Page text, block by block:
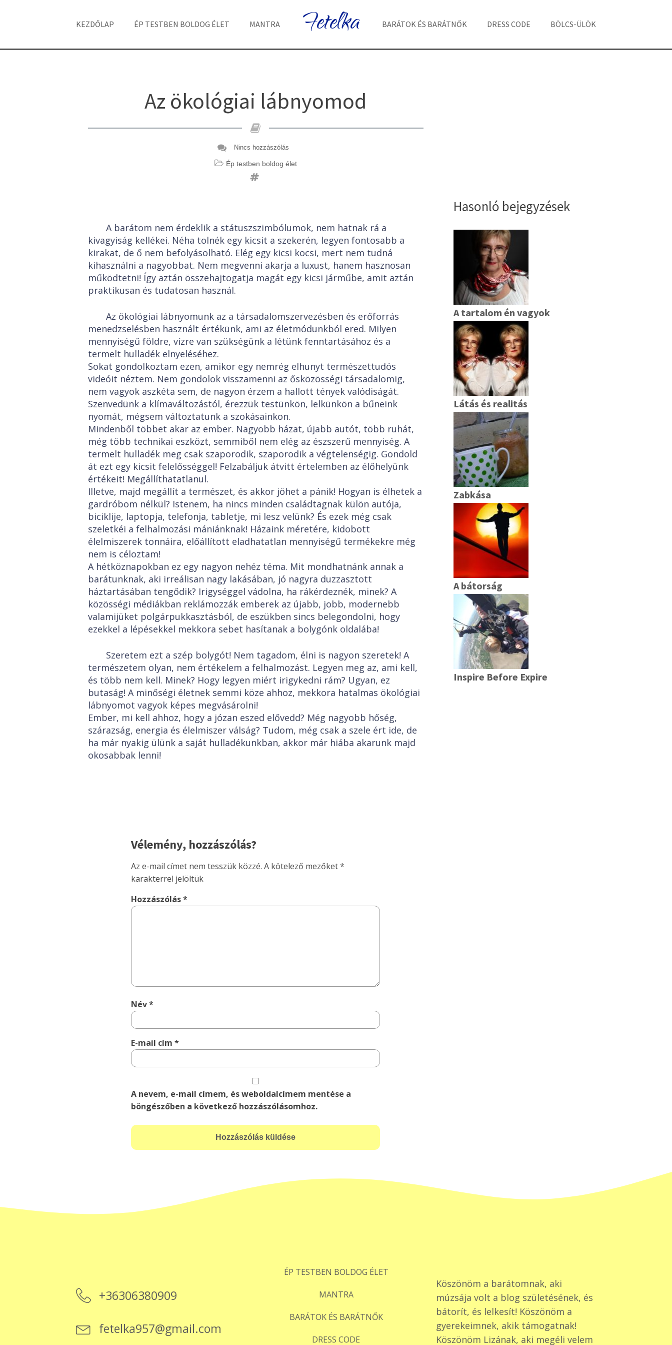
KEZDŐLAP ÉP TESTBEN BOLDOG ÉLET MANTRA Fetelka BARÁTOK ÉS BARÁTNŐK DRESS CODE BÖLCS-ÜLÖK
Az ökológiai lábnyomod
Nincs hozzászólás
Ép testben boldog élet
A barátom nem érdeklik a státuszszimbólumok, nem hatnak rá a
kivagyiság kellékei. Néha tolnék egy kicsit a szekerén, legyen fontosabb a
kirakat, de ő nem befolyásolható. Elég egy kicsi kocsi, mert nem tudná
kihasználni a nagyobbat. Nem megvenni akarja a luxust, hanem hasznosan
működtetni! Így aztán összehajtogatja magát egy kicsi járműbe, amit aztán
praktikusan és tudatosan használ.
Az ökológiai lábnyomunk az a társadalomszervezésben és erőforrás
menedzselésben használt értékünk, ami az életmódunkból ered. Milyen
mennyiségű földre, vízre van szükségünk a létünk fenntartásához és a
termelt hulladék elnyeléséhez.
Sokat gondolkoztam ezen, amikor egy nemrég elhunyt természettudós
videóit néztem. Nem gondolok visszamenni az ősközösségi társadalomig,
nem vagyok aszkéta sem, de nagyon érzem a hallott tények valódiságát.
Szenvedünk a klímaváltozástól, érezzük testünkön, lelkünkön a bűneink
nyomát, mégsem változtatunk a szokásainkon.
Mindenből többet akar az ember. Nagyobb házat, újabb autót, több ruhát,
még több technikai eszközt, semmiből nem elég az észszerű mennyiség. A
termelt hulladék meg csak szaporodik, szaporodik a végtelenségig. Gondold
át ezt egy kicsit felelősséggel! Felzabáljuk átvitt értelemben az élőhelyünk
értékeit! Megállíthatatlanul.
Illetve, majd megállít a természet, és akkor jöhet a pánik! Hogyan is élhetek a
gardróbom nélkül? Istenem, ha nincs minden családtagnak külön autója,
biciklije, laptopja, telefonja, tabletje, mi lesz velünk? És ezek még csak
szeletkéi a felhalmozási mániánknak! Házaink méretére, kidobott
élelmiszerek tonnáira, előállított eladhatatlan mennyiségű termékekre még
nem is céloztam!
A hétköznapokban ez egy nagyon nehéz téma. Mit mondhatnánk annak a
barátunknak, aki irreálisan nagy lakásában, jó nagyra duzzasztott
háztartásában tengődik? Irigységgel vádolna, ha rákérdeznék, minek? A
közösségi médiákban reklámozzák emberek az újabb, jobb, modernebb
valamijüket polgárpukkasztásból, de eszükben sincs belegondolni, hogy
ezekkel a lépésekkel mekkora sebet hasítanak a bolygónk oldalába!
Szeretem ezt a szép bolygót! Nem tagadom, élni is nagyon szeretek! A
természetem olyan, nem értékelem a felhalmozást. Legyen meg az, ami kell,
és több nem kell. Minek? Hogy legyen miért irigykedni rám? Ugyan, ez
butaság! A minőségi életnek semmi köze ahhoz, mekkora hatalmas ökológiai
lábnyomot vagyok képes megvásárolni!
Ember, mi kell ahhoz, hogy a józan eszed elővedd? Még nagyobb hőség,
szárazság, energia és élelmiszer válság? Tudom, még csak a szele ért ide, de
ha már nyakig ülünk a saját hulladékunkban, akkor már hiába akarunk majd
okosabbak lenni!
Vélemény, hozzászólás?
Az e-mail címet nem tesszük közzé. A kötelező mezőket*
karakterrel jelöltük
Hozzászólás*
Név*
E-mail cím*
A nevem, e-mail címem, és weboldalcímem mentése a
böngészőben a következő hozzászólásomhoz.
Hasonló bejegyzések
A tartalom én vagyok
Látás és realitás
Zabkása
A bátorság
Inspire Before Expire
+36306380909
fetelka957@gmail.com
ÉP TESTBEN BOLDOG ÉLET
MANTRA
BARÁTOK ÉS BARÁTNŐK
DRESS CODE
Köszönöm a barátomnak, aki
múzsája volt a blog születésének, és
bátorít, és lelkesít! Köszönöm a
gyerekeimnek, akik támogatnak!
Köszönöm Lizának, aki megéli velem